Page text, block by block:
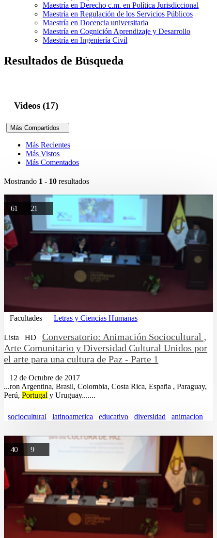
Maestría en Derecho c.m. en Política Jurisdiccional
Maestría en Regulación de los Servicios Públicos
Maestría en Docencia universitaria
Maestría en Cognición Aprendizaje y Desarrollo
Maestría en Ingeniería Civil
Resultados de Búsqueda
Videos (17)
Más Compartidos
Más Recientes
Más Vistos
Más Comentados
Mostrando 1 - 10 resultados
61 21
Facultades Letras y Ciencias Humanas
Lista HD
Conversatorio: Animación Sociocultural ,
Arte Comunitario y Diversidad Cultural Unidos por
el arte para una cultura de Paz - Parte 1
12 de Octubre de 2017
...ron Argentina, Brasil, Colombia, Costa Rica, España , Paraguay,
Perú, Portugal y Uruguay.......
sociocultural latinoamerica educativo diversidad animacion
40 9